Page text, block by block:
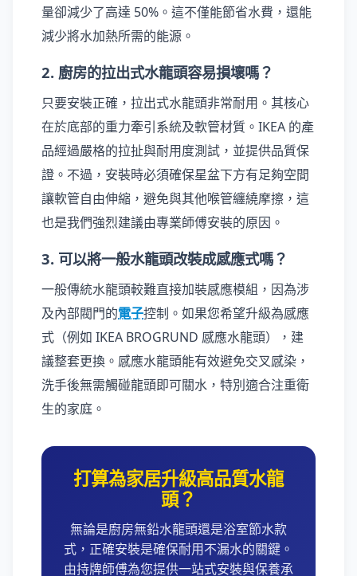
量卻減少了高達 50%。這不僅能節省水費，還能
減少將水加熱所需的能源。
2. 廚房的拉出式水龍頭容易損壞嗎？
只要安裝正確，拉出式水龍頭非常耐用。其核心
在於底部的重力牽引系統及軟管材質。IKEA 的產
品經過嚴格的拉扯與耐用度測試，並提供品質保
證。不過，安裝時必須確保星盆下方有足夠空間
讓軟管自由伸縮，避免與其他喉管纏繞摩擦，這
也是我們強烈建議由專業師傅安裝的原因。
3. 可以將一般水龍頭改裝成感應式嗎？
一般傳統水龍頭較難直接加裝感應模組，因為涉
及內部閥門的電子控制。如果您希望升級為感應
式（例如 IKEA BROGRUND 感應水龍頭），建
議整套更換。感應水龍頭能有效避免交叉感染，
洗手後無需觸碰龍頭即可關水，特別適合注重衛
生的家庭。
打算為家居升級高品質水龍
頭？
無論是廚房無鉛水龍頭還是浴室節水款
式，正確安裝是確保耐用不漏水的關鍵。
由持牌師傅為您提供一站式安裝與保養承